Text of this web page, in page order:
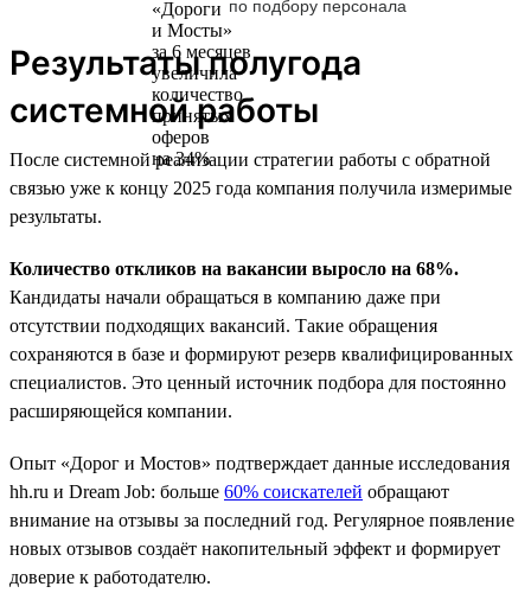
по подбору персонала
Результаты полугода
системной работы
После системной реализации стратегии работы с обратной
связью уже к концу 2025 года компания получила измеримые
результаты.
Количество откликов на вакансии выросло на 68%.
Кандидаты начали обращаться в компанию даже при
отсутствии подходящих вакансий. Такие обращения
сохраняются в базе и формируют резерв квалифицированных
специалистов. Это ценный источник подбора для постоянно
расширяющейся компании.
Опыт «Дорог и Мостов» подтверждает данные исследования
hh.ru и Dream Job: больше 60% соискателей обращают
внимание на отзывы за последний год. Регулярное появление
новых отзывов создаёт накопительный эффект и формирует
доверие к работодателю.